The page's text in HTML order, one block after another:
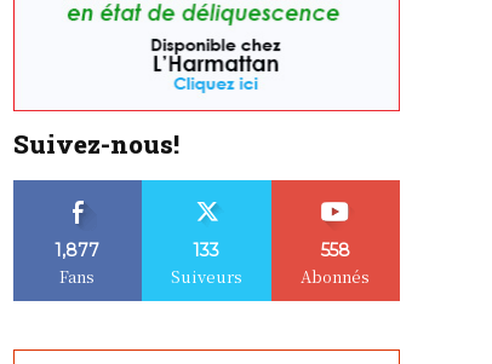
Suivez-nous!
1,877
Fans
133
Suiveurs
558
Abonnés